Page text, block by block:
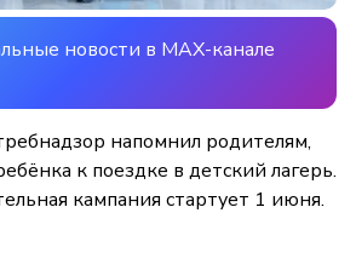
новости в MAX-канале
напомнил родителям,
к поездке в детский лагерь.
кампания стартует 1 июня.